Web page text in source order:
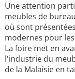
Une attention
meubles de
où sont
modernes pour
La foire met en
l'industrie du
de la Malaisie en